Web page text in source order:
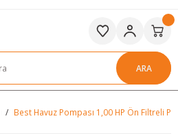
ARA
Best Havuz Pompası 1,00 HP Ön Filtreli